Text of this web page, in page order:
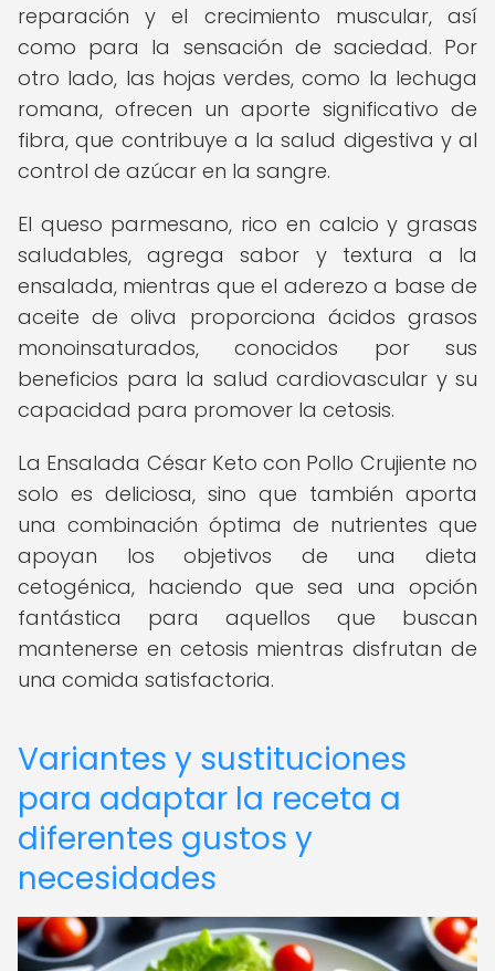
reparación y el crecimiento muscular, así
como para la sensación de saciedad. Por
otro lado, las hojas verdes, como la lechuga
romana, ofrecen un aporte significativo de
fibra, que contribuye a la salud digestiva y al
control de azúcar en la sangre.
El queso parmesano, rico en calcio y grasas
saludables, agrega sabor y textura a la
ensalada, mientras que el aderezo a base de
aceite de oliva proporciona ácidos grasos
monoinsaturados, conocidos por sus
beneficios para la salud cardiovascular y su
capacidad para promover la cetosis.
La Ensalada César Keto con Pollo Crujiente no
solo es deliciosa, sino que también aporta
una combinación óptima de nutrientes que
apoyan los objetivos de una dieta
cetogénica, haciendo que sea una opción
fantástica para aquellos que buscan
mantenerse en cetosis mientras disfrutan de
una comida satisfactoria.
Variantes y sustituciones
para adaptar la receta a
diferentes gustos y
necesidades